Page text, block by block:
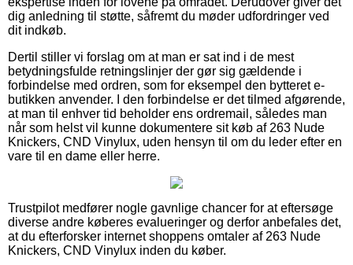
dig anledning til støtte, såfremt du møder udfordringer ved
dit indkøb.
Dertil stiller vi forslag om at man er sat ind i de mest
betydningsfulde retningslinjer der gør sig gældende i
forbindelse med ordren, som for eksempel den bytteret e-
butikken anvender. I den forbindelse er det tilmed afgørende,
at man til enhver tid beholder ens ordremail, således man
når som helst vil kunne dokumentere sit køb af 263 Nude
Knickers, CND Vinylux, uden hensyn til om du leder efter en
vare til en dame eller herre.
Trustpilot medfører nogle gavnlige chancer for at eftersøge
diverse andre køberes evalueringer og derfor anbefales det,
at du efterforsker internet shoppens omtaler af 263 Nude
Knickers, CND Vinylux inden du køber.